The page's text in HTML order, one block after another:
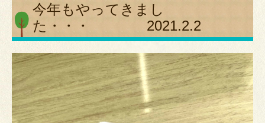
今年もやってきまし
た・・・ 2021.2.2